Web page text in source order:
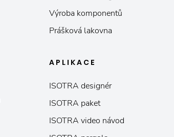
Výroba komponentů
Prášková lakovna
APLIKACE
ISOTRA designér
ISOTRA paket
ISOTRA video návod